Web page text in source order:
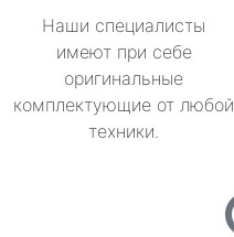
Наши специалисты
имеют при себе
оригинальные
комплектующие от любой
техники.